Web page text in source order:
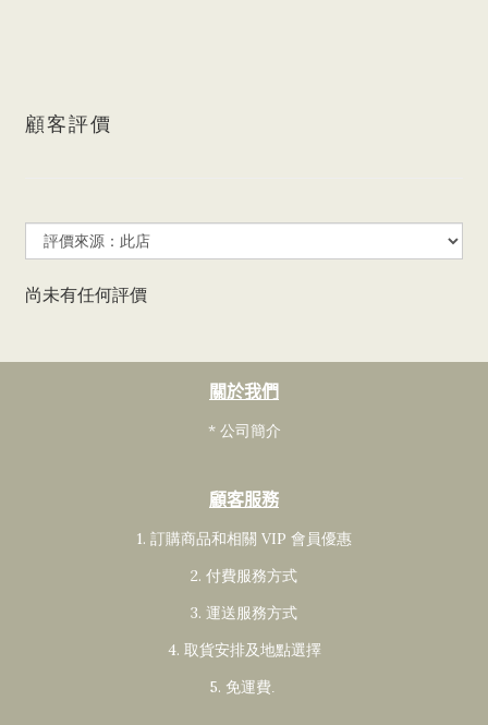
顧客評價
尚未有任何評價
關於我們
* 公司簡介
顧客服務
1. 訂購商品和相關 VIP 會員優惠
2. 付費服務方式
3. 運送服務方式
4. 取貨安排及地點選擇
5. 免運費.